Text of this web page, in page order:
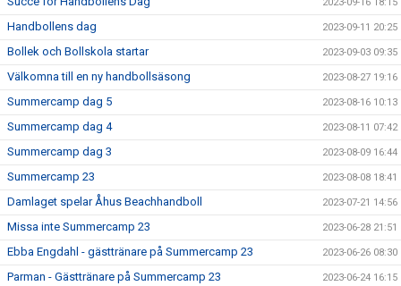
2023-09-16 18:15
Handbollens dag 2023-09-11 20:25
Bollek och Bollskola startar 2023-09-03 09:35
Välkomna till en ny handbollsäsong 2023-08-27 19:16
Summercamp dag 5 2023-08-16 10:13
Summercamp dag 4 2023-08-11 07:42
Summercamp dag 3 2023-08-09 16:44
Summercamp 23 2023-08-08 18:41
Damlaget spelar Åhus Beachhandboll 2023-07-21 14:56
Missa inte Summercamp 23 2023-06-28 21:51
Ebba Engdahl - gästtränare på Summercamp 23 2023-06-26 08:30
Parman - Gästtränare på Summercamp 23 2023-06-24 16:15